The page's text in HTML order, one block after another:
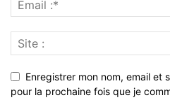
Enregistrer mon nom, email et
pour la prochaine fois que je